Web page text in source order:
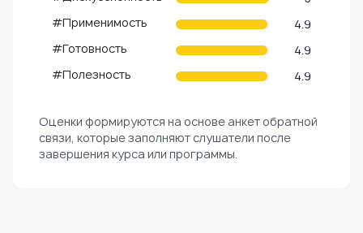
#Применимость
4.9
#Готовность
4.9
#Полезность
4.9
Оценки формируются на основе анкет обратной
связи, которые заполняют слушатели после
завершения курса или программы.